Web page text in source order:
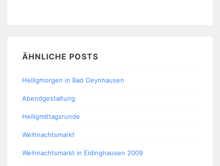
ÄHNLICHE POSTS
Heiligmorgen in Bad Oeynhausen
Abendgestaltung
Heiligmittagsrunde
Weihnachtsmarkt
Weihnachtsmarkt in Eidinghausen 2009